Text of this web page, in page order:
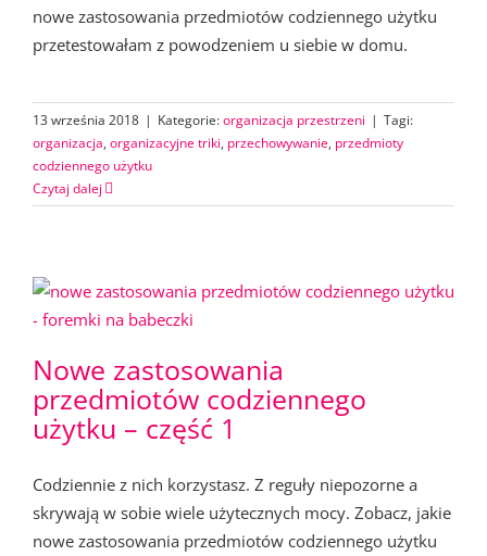
nowe zastosowania przedmiotów codziennego użytku
przetestowałam z powodzeniem u siebie w domu.
13 września 2018 | Kategorie:organizacja przestrzeni | Tagi:
organizacja, organizacyjne triki, przechowywanie, przedmioty
codziennego użytku
Czytaj dalej
Nowe zastosowania
przedmiotów codziennego
użytku – część 1
Codziennie z nich korzystasz. Z reguły niepozorne a
skrywają w sobie wiele użytecznych mocy. Zobacz, jakie
nowe zastosowania przedmiotów codziennego użytku